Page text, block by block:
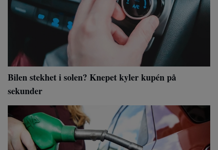
Bilen stekhet i solen? Knepet kyler kupén på
sekunder